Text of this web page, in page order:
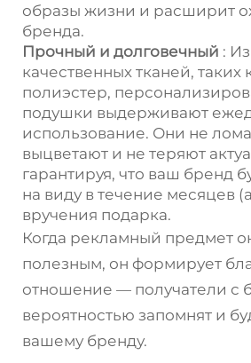
образы жизни и расширит
бренда.
Прочный и долговечный :
качественных тканей, таких
полиэстер,
подушки выдерживают
использование. Они не
выцветают и не теряют
гарантируя, что ваш бренд
на виду в течение месяцев
вручения подарка.
Когда рекламный предмет
полезным, он формирует
отношение — получатели с
вероятностью запомнят и
вашему бренду.